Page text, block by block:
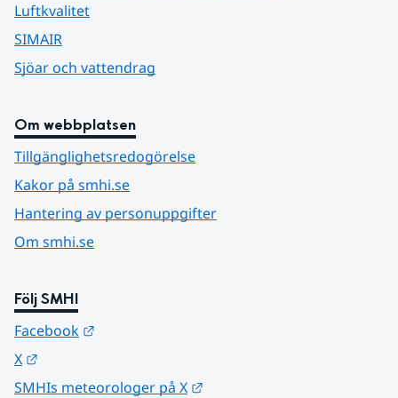
Luftkvalitet
SIMAIR
Sjöar och vattendrag
Om webbplatsen
Tillgänglighetsredogörelse
Kakor på smhi.se
Hantering av personuppgifter
Om smhi.se
Följ SMHI
Facebook
X
SMHIs meteorologer på X